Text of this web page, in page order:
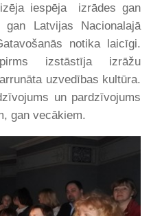
iespēja izrādes gan
Latvijas Nacionalajā
notika laicīgi.
izstāstīja izrāžu
uzvedības kultūra.
un pardzīvojums
gan vecākiem.